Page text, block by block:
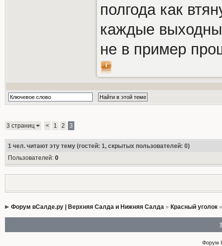
полгода как
каждые
не в пример
3 страниц < 1 2 3
1чел. читают эту тему (гостей: 1, скрытых пользователей: 0)
Пользователей: 0
Форум вСалде.ру | Верхняя Салда и Нижняя Салда» Красный уголок
Форум